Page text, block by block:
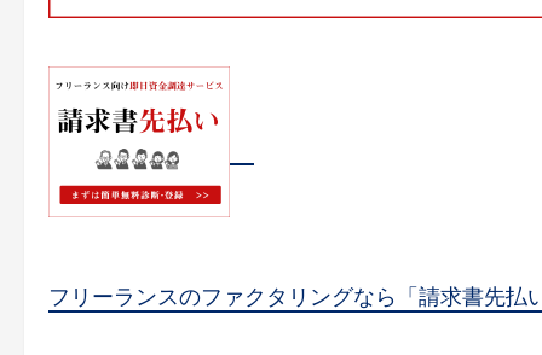
フリーランスのファクタリングなら「請求書先払